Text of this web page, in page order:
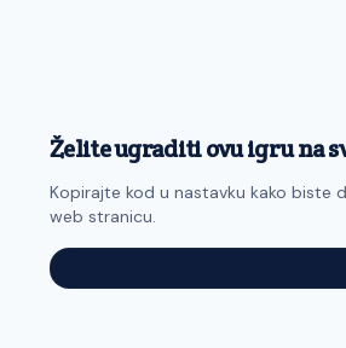
Želite ugraditi ovu igru na
Kopirajte kod u nastavku kako biste
web stranicu.